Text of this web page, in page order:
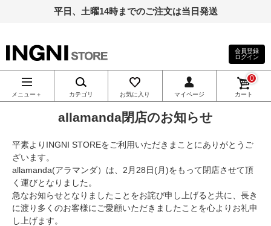
平日、土曜14時までのご注文は当日発送
INGNI（イン
グ）公式通
販｜INGNI
STORE
会員登録
ログイン
メニュー＋ カテゴリ お気に入り マイページ カート
0
allamanda閉店のお知らせ
平素よりINGNI STOREをご利用いただきまことにありがとうご
ざいます。
allamanda(アラマンダ）は、2月28日(月)をもって閉店させて頂
く運びとなりました。
急なお知らせとなりましたことをお詫び申し上げると共に、長き
に渡り多くのお客様にご愛顧いただきましたことを心よりお礼申
し上げます。